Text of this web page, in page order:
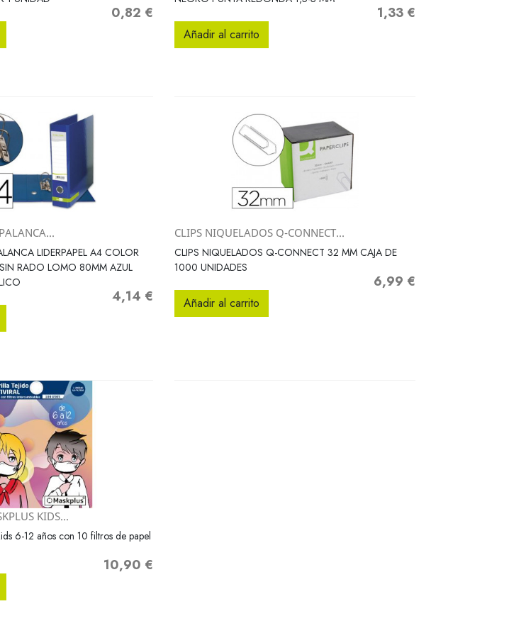
Precio
0,82 €
Precio
1,33 €
Añadir al carrito
 Vista rápida
LIDERPAPEL A4 COLOR
RADO LOMO 80MM AZUL
Precio
4,14 €
 Vista rápida
CLIPS NIQUELADOS Q-CONNECT...
CLIPS NIQUELADOS Q-CONNECT 32 MM CAJA DE
1000 UNIDADES
Precio
6,99 €
Añadir al carrito
 Vista rápida
KIDS...
6-12 años con 10 filtros de papel
Precio
10,90 €